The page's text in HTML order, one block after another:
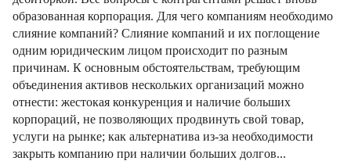
образованная корпорация. Для чего компаниям необходимо
слияние компаний? Слияние компаний и их поглощение
одним юридическим лицом происходит по разным
причинам. К основным обстоятельствам, требующим
объединения активов нескольких организаций можно
отнести: жестокая конкуренция и наличие больших
корпораций, не позволяющих продвинуть свой товар,
услуги на рынке; как альтернатива из-за необходимости
закрыть компанию при наличии больших долгов...